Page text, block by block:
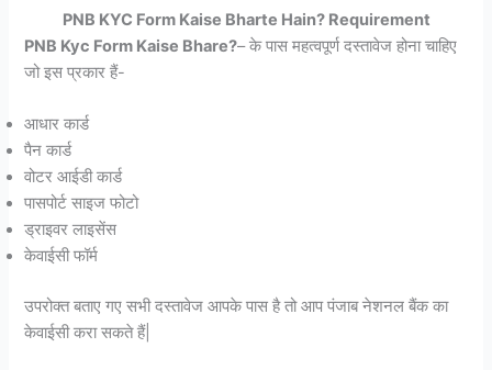
PNB KYC Form Kaise Bharte Hain? Requirement
PNB Kyc Form Kaise Bhare?– के पास महत्वपूर्ण दस्तावेज होना चाहिए
जो इस प्रकार हैं-
आधार कार्ड
पैन कार्ड
वोटर आईडी कार्ड
पासपोर्ट साइज फोटो
ड्राइवर लाइसेंस
केवाईसी फॉर्म
उपरोक्त बताए गए सभी दस्तावेज आपके पास है तो आप पंजाब नेशनल बैंक का
केवाईसी करा सकते हैं|